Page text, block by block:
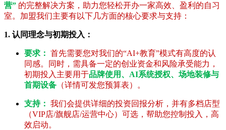
营” 的完整解决方案，助力您轻松开办一家高效、盈利的自习
室。加盟我们主要有以下几方面的核心要求与支持：
1. 认同理念与初期投入：
要求： 首先需要您对我们的“AI+教育”模式有高度的认
同感。同时，需具备一定的创业资金和风险承受能力，
初期投入主要用于品牌使用、AI系统授权、场地装修与
首期设备 （详情可发您预算表）。
支持： 我们会提供详细的投资回报分析，并有多档店型
（VIP店/旗舰店/运营中心）可选，帮助您控制投入，高
效启动。